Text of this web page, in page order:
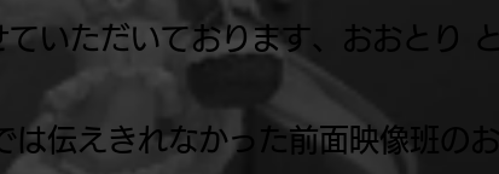
いただいております、おおとり と
伝えきれなかった前面映像班のお